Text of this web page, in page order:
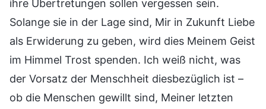
ihre Übertretungen sollen vergessen sein.
Solange sie in der Lage sind, Mir in Zukunft Liebe
als Erwiderung zu geben, wird dies Meinem Geist
im Himmel Trost spenden. Ich weiß nicht, was
der Vorsatz der Menschheit diesbezüglich ist –
ob die Menschen gewillt sind, Meiner letzten